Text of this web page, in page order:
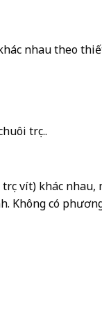
nhau theo
trục..
vít) khác
Không có